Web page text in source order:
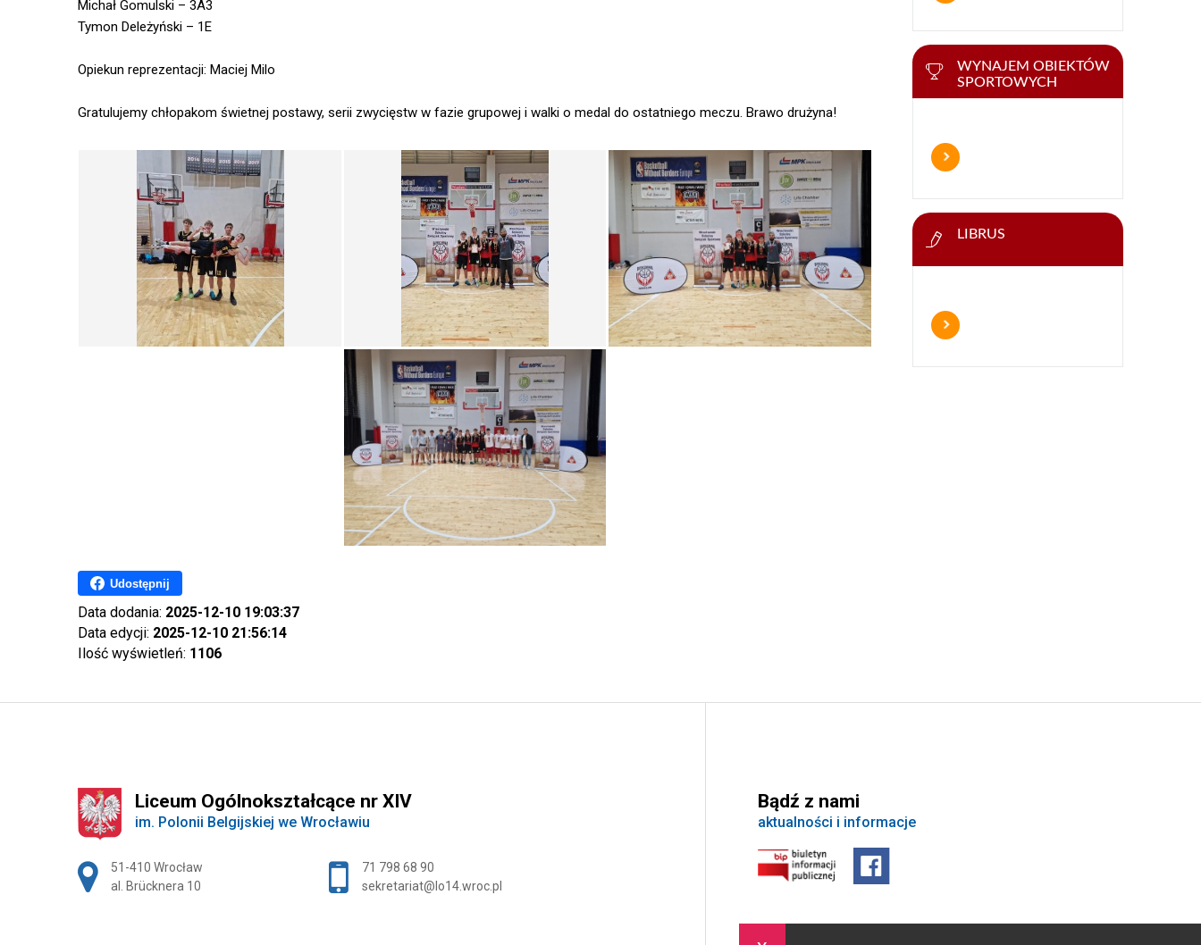
Michał Gomulski – 3A3
Tymon Deleżyński – 1E
Opiekun reprezentacji: Maciej Milo
Gratulujemy chłopakom świetnej postawy, serii zwycięstw w fazie grupowej i walki o medal do ostatniego meczu. Brawo drużyna!
Udostępnij
Data dodania: 2025-12-10 19:03:37
Data edycji: 2025-12-10 21:56:14
Ilość wyświetleń: 1106
WYNAJEM OBIEKTÓW
SPORTOWYCH
LIBRUS
Liceum Ogólnokształcące nr XIV
im. Polonii Belgijskiej we Wrocławiu
Adres pocztowy:
51-410 Wrocław
al. Brücknera 10
71 798 68 90
sekretariat@lo14.wroc.pl
Bądź z nami
aktualności i informacje